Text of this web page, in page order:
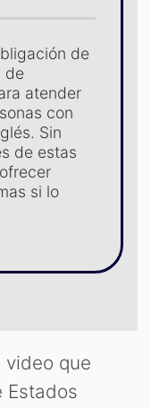
de
de
atender
con
Sin
de estas
si lo
video que
Estados